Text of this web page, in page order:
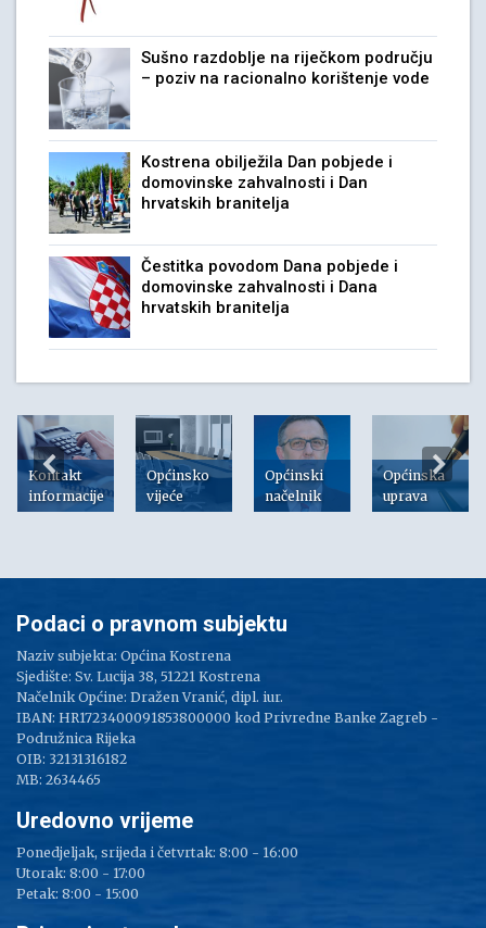
Sušno razdoblje na riječkom području
– poziv na racionalno korištenje vode
Kostrena obilježila Dan pobjede i
domovinske zahvalnosti i Dan
hrvatskih branitelja
Čestitka povodom Dana pobjede i
domovinske zahvalnosti i Dana
hrvatskih branitelja
Kontakt
informacije
Općinsko
vijeće
Općinski
načelnik
Općinska
uprava
Podaci o pravnom subjektu
Naziv subjekta: Općina Kostrena
Sjedište: Sv. Lucija 38, 51221 Kostrena
Načelnik Općine: Dražen Vranić, dipl. iur.
IBAN: HR1723400091853800000 kod Privredne Banke Zagreb -
Podružnica Rijeka
OIB: 32131316182
MB: 2634465
Uredovno vrijeme
Ponedjeljak, srijeda i četvrtak: 8:00 - 16:00
Utorak: 8:00 - 17:00
Petak: 8:00 - 15:00